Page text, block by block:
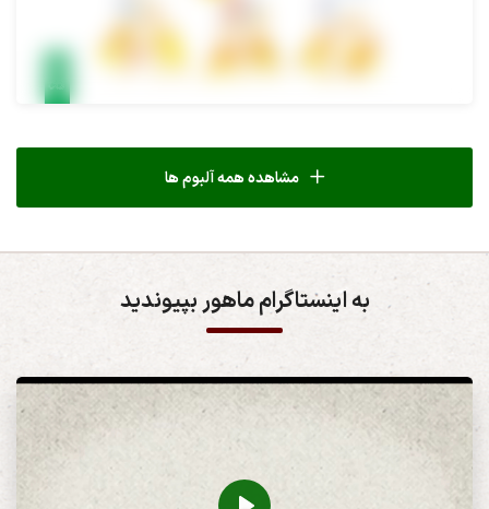
مشاهده همه آلبوم ها
به اینستاگرام ماهور بپیوندید